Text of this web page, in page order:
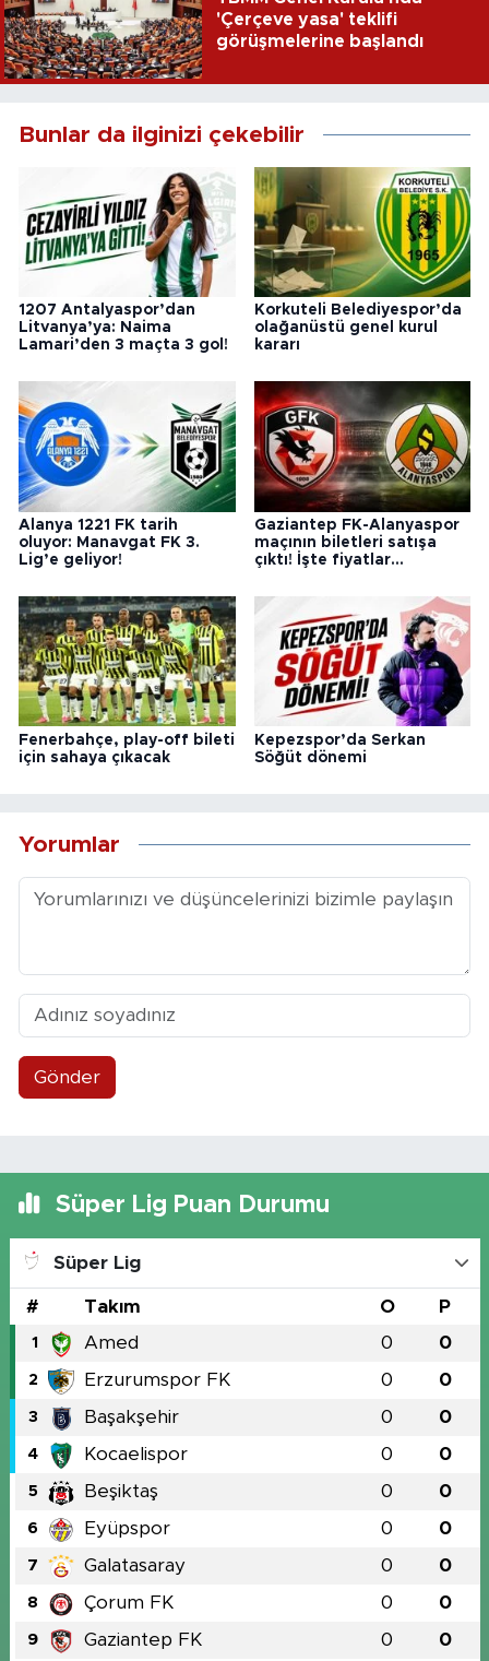
'Çerçeve yasa' teklifi
görüşmelerine başlandı
Bunlar da ilginizi çekebilir
1207 Antalyaspor’dan
Litvanya’ya: Naima
Lamari’den 3 maçta 3 gol!
Korkuteli Belediyespor’da
olağanüstü genel kurul
kararı
Alanya 1221 FK tarih
oluyor: Manavgat FK 3.
Lig’e geliyor!
Gaziantep FK-Alanyaspor
maçının biletleri satışa
çıktı! İşte fiyatlar…
Fenerbahçe, play-off bileti
için sahaya çıkacak
Kepezspor’da Serkan
Söğüt dönemi
Yorumlar
Gönder
Süper Lig Puan Durumu
Süper Lig
# Takım O P
1 Amed 0 0
2 Erzurumspor FK 0 0
3 Başakşehir 0 0
4 Kocaelispor 0 0
5 Beşiktaş 0 0
6 Eyüpspor 0 0
7 Galatasaray 0 0
8 Çorum FK 0 0
9 Gaziantep FK 0 0